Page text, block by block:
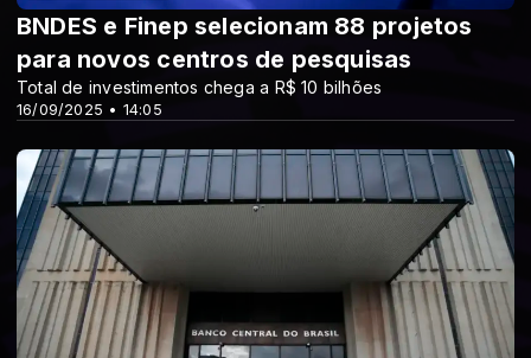
16/09/2025 • 14:05
BNDES e Finep selecionam 88 projetos
para novos centros de pesquisas
Total de investimentos chega a R$ 10 bilhões